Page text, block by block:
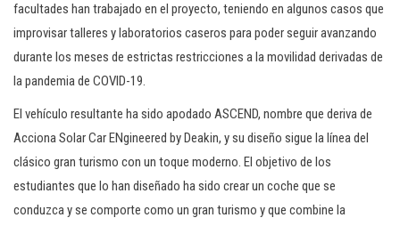
facultades han trabajado en el proyecto, teniendo en algunos casos que
improvisar talleres y laboratorios caseros para poder seguir avanzando
durante los meses de estrictas restricciones a la movilidad derivadas de
la pandemia de COVID-19.
El vehículo resultante ha sido apodado ASCEND, nombre que deriva de
Acciona Solar Car ENgineered by Deakin, y su diseño sigue la línea del
clásico gran turismo con un toque moderno. El objetivo de los
estudiantes que lo han diseñado ha sido crear un coche que se
conduzca y se comporte como un gran turismo y que combine la